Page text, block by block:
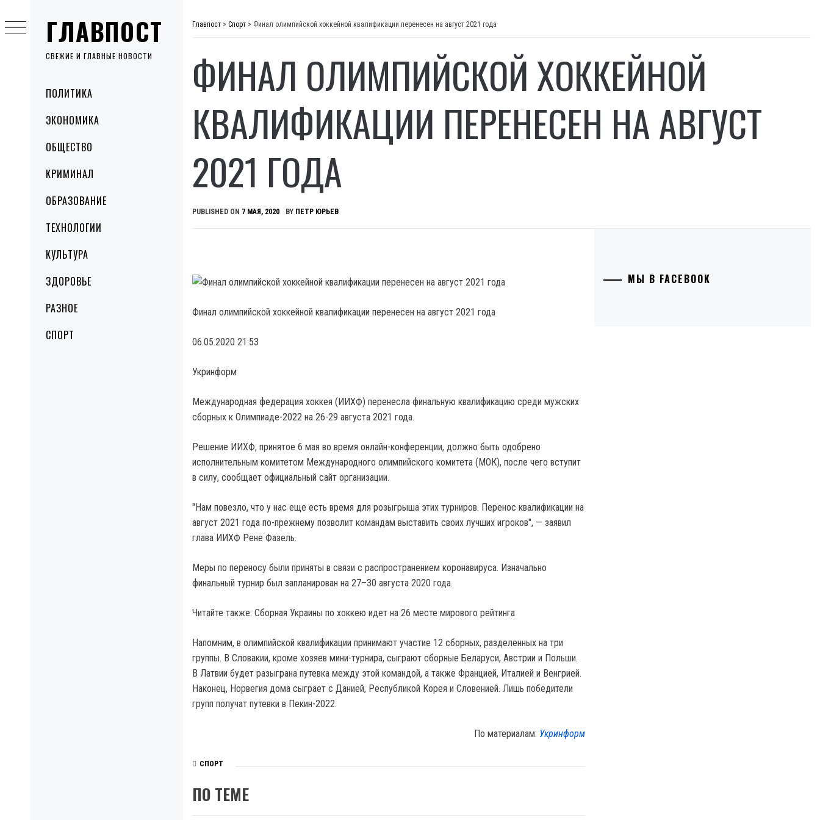
ГЛАВПОСТ
СВЕЖИЕ И ГЛАВНЫЕ НОВОСТИ
MenuПОЛИТИКА
ЭКОНОМИКА
ОБЩЕСТВО
КРИМИНАЛ
ОБРАЗОВАНИЕ
ТЕХНОЛОГИИ
КУЛЬТУРА
ЗДОРОВЬЕ
РАЗНОЕ
СПОРТ
to
content
Главпост > Спорт > Финал олимпийской хоккейной квалификации перенесен на август 2021 года
ФИНАЛ ОЛИМПИЙСКОЙ ХОККЕЙНОЙ
КВАЛИФИКАЦИИ ПЕРЕНЕСЕН НА АВГУСТ
2021 ГОДА
PUBLISHED ON 7 МАЯ, 2020 BY ПЕТР ЮРЬЕВ
Финал олимпийской хоккейной квалификации перенесен на август 2021 года
06.05.2020 21:53
Укринформ
Международная федерация хоккея (ИИХФ) перенесла финальную квалификацию среди мужских
сборных к Олимпиаде-2022 на 26-29 августа 2021 года.
Решение ИИХФ, принятое 6 мая во время онлайн-конференции, должно быть одобрено
исполнительным комитетом Международного олимпийского комитета (МОК), после чего вступит
в силу, сообщает официальный сайт организации.
"Нам повезло, что у нас еще есть время для розыгрыша этих турниров. Перенос квалификации на
август 2021 года по-прежнему позволит командам выставить своих лучших игроков", — заявил
глава ИИХФ Рене Фазель.
Меры по переносу были приняты в связи с распространением коронавируса. Изначально
финальный турнир был запланирован на 27–30 августа 2020 года.
Читайте также: Сборная Украины по хоккею идет на 26 месте мирового рейтинга
Напомним, в олимпийской квалификации принимают участие 12 сборных, разделенных на три
группы. В Словакии, кроме хозяев мини-турнира, сыграют сборные Беларуси, Австрии и Польши.
В Латвии будет разыграна путевка между этой командой, а также Францией, Италией и Венгрией.
Наконец, Норвегия дома сыграет с Данией, Республикой Корея и Словенией. Лишь победители
групп получат путевки в Пекин-2022.
По материалам: Укринформ
СПОРТ
ПО ТЕМЕ
МЫ В FACEBOOK